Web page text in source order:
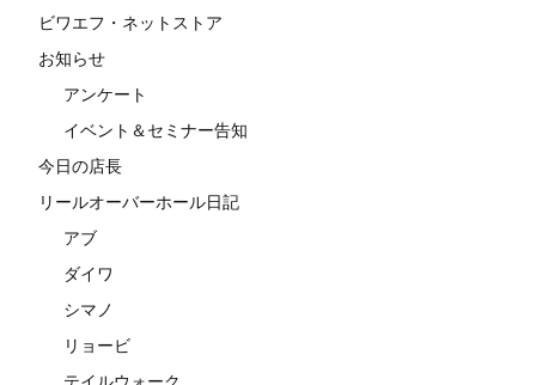
ビワエフ・ネットストア
お知らせ
アンケート
イベント＆セミナー告知
今日の店長
リールオーバーホール日記
アブ
ダイワ
シマノ
リョービ
テイルウォーク